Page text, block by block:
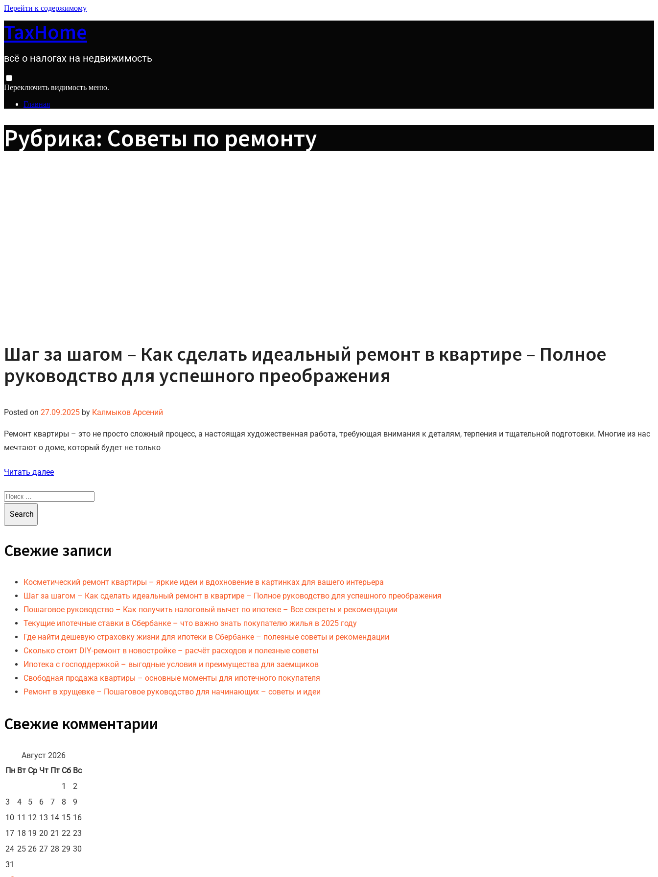
Перейти к содержимому
TaxHome
всё о налогах на недвижимость
Переключить видимость меню.
Главная
Рубрика: Советы по ремонту
Шаг за шагом – Как сделать идеальный ремонт в квартире – Полное
руководство для успешного преображения
Posted on 27.09.2025 by Калмыков Арсений
Ремонт квартиры – это не просто сложный процесс, а настоящая художественная работа, требующая внимания к деталям, терпения и тщательной подготовки. Многие из нас
мечтают о доме, который будет не только
Читать далее
Search
Свежие записи
Косметический ремонт квартиры – яркие идеи и вдохновение в картинках для вашего интерьера
Шаг за шагом – Как сделать идеальный ремонт в квартире – Полное руководство для успешного преображения
Пошаговое руководство – Как получить налоговый вычет по ипотеке – Все секреты и рекомендации
Текущие ипотечные ставки в Сбербанке – что важно знать покупателю жилья в 2025 году
Где найти дешевую страховку жизни для ипотеки в Сбербанке – полезные советы и рекомендации
Сколько стоит DIY-ремонт в новостройке – расчёт расходов и полезные советы
Ипотека с господдержкой – выгодные условия и преимущества для заемщиков
Свободная продажа квартиры – основные моменты для ипотечного покупателя
Ремонт в хрущевке – Пошаговое руководство для начинающих – советы и идеи
Свежие комментарии
Август 2026
Пн Вт Ср Чт Пт Сб Вс
1
2
3
4 5 6 7 8
9
10 11 12 13 14 15 16
17 18 19 20 21 22 23
24 25 26 27 28 29 30
31